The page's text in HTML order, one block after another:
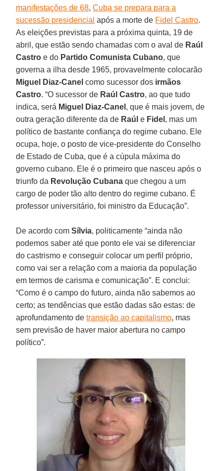
manifestações de 68,Cuba se prepara para a
sucessão presidencial após a morte de Fidel Castro.
As eleições previstas para a próxima quinta, 19 de
abril, que estão sendo chamadas com o aval de Raúl
Castro e do Partido Comunista Cubano, que
governa a ilha desde 1965, provavelmente colocarão
Miguel Diaz-Canel como sucessor dos irmãos
Castro. “O sucessor de Raúl Castro, ao que tudo
indica, será Miguel Diaz-Canel , que é mais jovem, de
outra geração diferente da de Raúl e Fidel , mas um
político de bastante confiança do regime cubano. Ele
ocupa, hoje, o posto de vice-presidente do Conselho
de Estado de Cuba, que é a cúpula máxima do
governo cubano. Ele é o primeiro que nasceu após o
triunfo da Revolução Cubana que chegou a um
cargo de poder tão alto dentro do regime cubano. É
professor universitário, foi ministro da Educação”.
De acordo comSílvia, politicamente “ainda não
podemos saber até que ponto ele vai se diferenciar
do castrismo e conseguir colocar um perfil próprio,
como vai ser a relação com a maioria da população
em termos de carisma e comunicação”. E conclui:
“Como é o campo do futuro, ainda não sabemos ao
certo; as tendências que estão dadas são estas: de
aprofundamento detransição ao capitalismo, mas
sem previsão de haver maior abertura no campo
político”.